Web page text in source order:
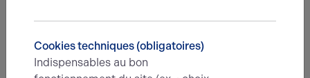
N° de téléphone*
Cookies techniques (obligatoires)
Indispensables au bon